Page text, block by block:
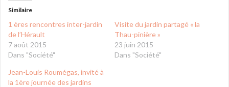
Similaire
1 ères rencontres inter-jardin
de l’Hérault
7 août 2015
Dans "Société"
Visite du jardin partagé « la
Thau-pinière »
23 juin 2015
Dans "Société"
Jean-Louis Roumégas, invité à
la 1ère journée des jardins